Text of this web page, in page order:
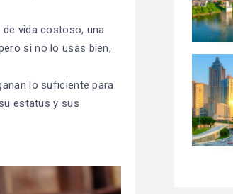
vida costoso, una
si no lo usas bien,
lo suficiente para
estatus y sus